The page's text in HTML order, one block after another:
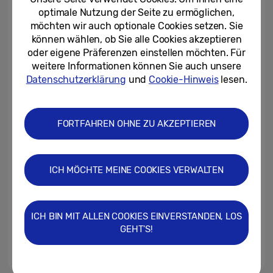
sofort im Handel erhältlich
10.04.2026
Samsung stellt Galaxy A57 5G
und Galaxy A37 5G vor: Profi-
Features zum attraktiven Preis
Einen Daumen entfernt:
Samsung AI-Assistent jetzt
29.04.2025
sofort erhältlich
28.03.2025
optimale Nutzung der Seite zu ermöglichen,
möchten wir auch optionale Cookies setzen. Sie
können wählen, ob Sie alle Cookies akzeptieren
oder eigene Präferenzen einstellen möchten. Für
weitere Informationen können Sie auch unsere
Datenschutzerklärung und Cookie-Hinweislesen.
FORTFAHREN OHNE ZU AKZEPTIEREN
ICH MÖCHTE MEINE COOKIES VERWALTEN
ICH BIN MIT ALLEN COOKIES EINVERSTANDEN, LOS
GEHT'S!